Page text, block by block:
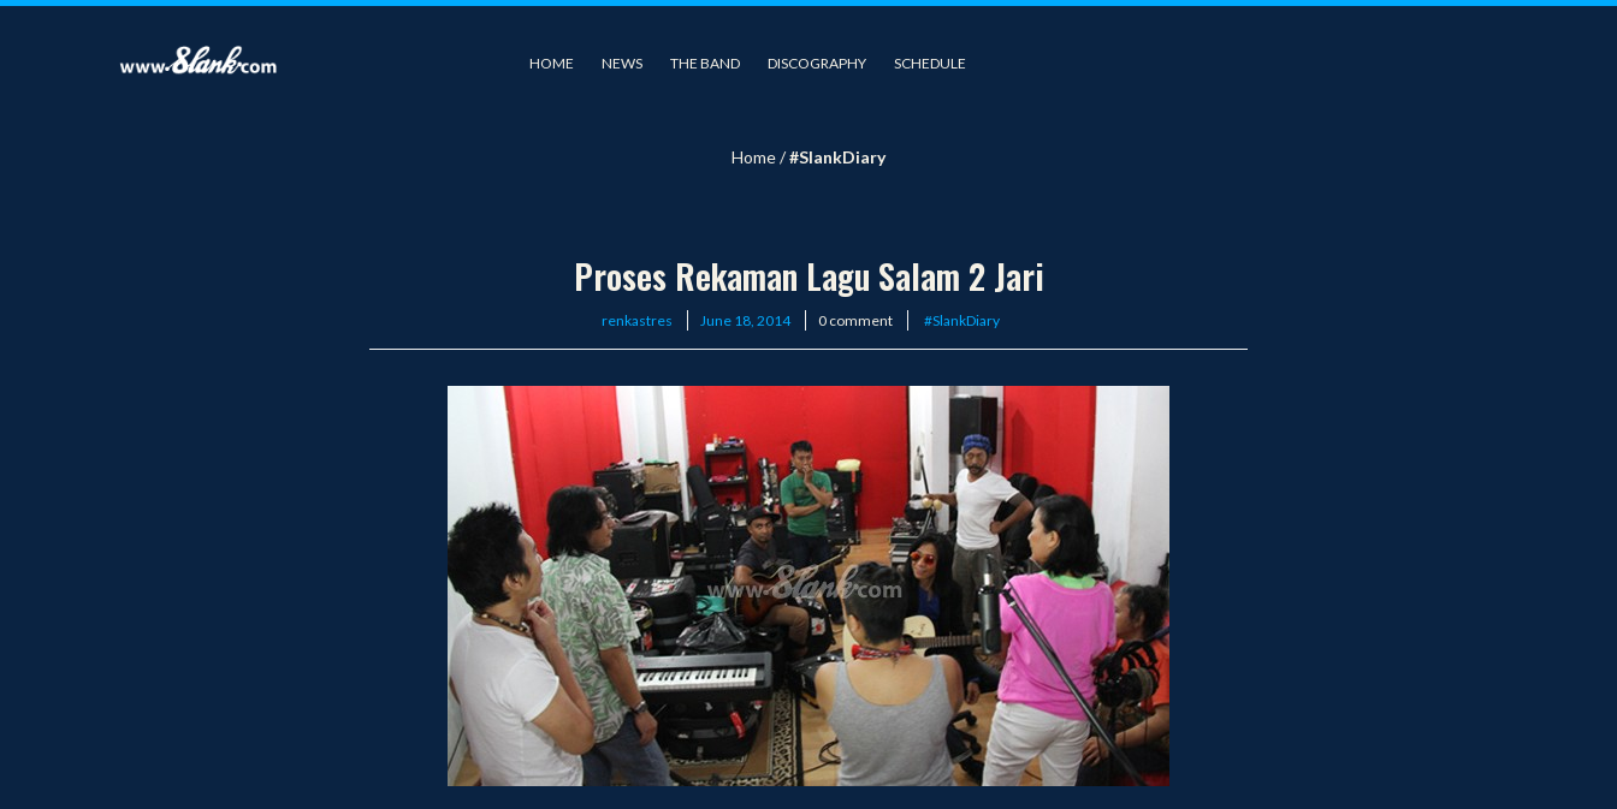
HOME NEWS THE BAND DISCOGRAPHY SCHEDULE
Home/#SlankDiary
Proses Rekaman Lagu Salam 2 Jari
renkastres
Posted
June 18, 2014 0 comment #SlankDiary